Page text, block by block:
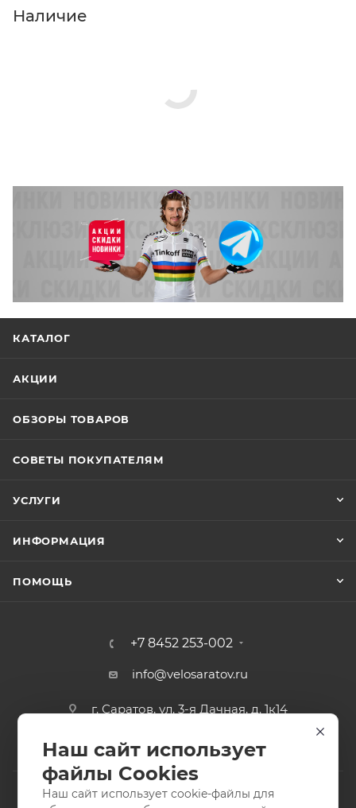
Нажмите кнопку «Оформить заказ».
Наличие
КАТАЛОГ
АКЦИИ
ОБЗОРЫ ТОВАРОВ
СОВЕТЫ ПОКУПАТЕЛЯМ
УСЛУГИ
ИНФОРМАЦИЯ
ПОМОЩЬ
+7 8452 253-002
info@velosaratov.ru
г. Саратов, ул. 3-я Дачная, д. 1к14
Наш сайт использует
файлы Cookies
Наш сайт использует cookie-файлы для